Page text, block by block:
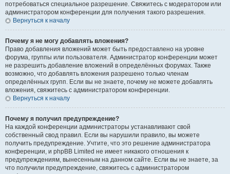
потребоваться специальное разрешение. Свяжитесь с модератором или
администратором конференции для получения такого разрешения.
Вернуться к началу
Почему я не могу добавлять вложения?
Право добавления вложений может быть предоставлено на уровне
форума, группы или пользователя. Администратор конференции может
не разрешить добавление вложений в определённых форумах. Также
возможно, что добавлять вложения разрешено только членам
определённых групп. Если вы не знаете, почему не можете добавлять
вложения, свяжитесь с администратором конференции.
Вернуться к началу
Почему я получил предупреждение?
На каждой конференции администраторы устанавливают свой
собственный свод правил. Если вы нарушили правило, вы можете
получить предупреждение. Учтите, что это решение администратора
конференции, и phpBB Limited не имеет никакого отношения к
предупреждениям, вынесенным на данном сайте. Если вы не знаете, за
что получили предупреждение, свяжитесь с администратором